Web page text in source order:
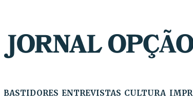
BASTIDORES ENTREVISTAS CULTURA